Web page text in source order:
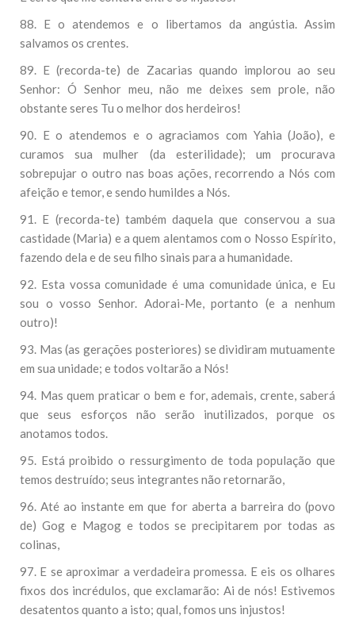
88. E o atendemos e o libertamos da angústia. Assim
salvamos os crentes.
89. E (recorda-te) de Zacarias quando implorou ao seu
Senhor: Ó Senhor meu, não me deixes sem prole, não
obstante seres Tu o melhor dos herdeiros!
90. E o atendemos e o agraciamos com Yahia (João), e
curamos sua mulher (da esterilidade); um procurava
sobrepujar o outro nas boas ações, recorrendo a Nós com
afeição e temor, e sendo humildes a Nós.
91. E (recorda-te) também daquela que conservou a sua
castidade (Maria) e a quem alentamos com o Nosso Espírito,
fazendo dela e de seu filho sinais para a humanidade.
92. Esta vossa comunidade é uma comunidade única, e Eu
sou o vosso Senhor. Adorai-Me, portanto (e a nenhum
outro)!
93. Mas (as gerações posteriores) se dividiram mutuamente
em sua unidade; e todos voltarão a Nós!
94. Mas quem praticar o bem e for, ademais, crente, saberá
que seus esforços não serão inutilizados, porque os
anotamos todos.
95. Está proibido o ressurgimento de toda população que
temos destruído; seus integrantes não retornarão,
96. Até ao instante em que for aberta a barreira do (povo
de) Gog e Magog e todos se precipitarem por todas as
colinas,
97. E se aproximar a verdadeira promessa. E eis os olhares
fixos dos incrédulos, que exclamarão: Ai de nós! Estivemos
desatentos quanto a isto; qual, fomos uns injustos!